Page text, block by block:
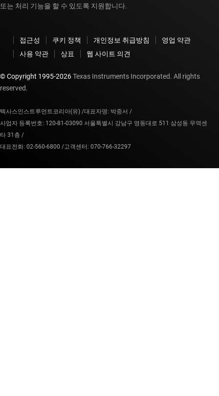
또는 처리 기능을 할 수 있도록 지원합니다.
접근성 쿠키 정책 개인정보 취급방침
영업 약관
사용 약관
상표 웹 사이트 의견
© Copyright 1995-2026Texas Instruments Incorporated. All rights
reserved.
텍사스인스트루먼트코리아(유) /대표자명: 박중서 /
사업자 등록번호: 120-81-03090 서울특별시 강남구 영동대로 511 삼성동 무역센
타 31층 /
대표전화: 02-560-6800 /고객센터: 070-766-32297